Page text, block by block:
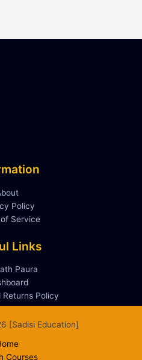
Policy
Service
Links
Paura
Returns Policy
[Sadisi Education]
Courses